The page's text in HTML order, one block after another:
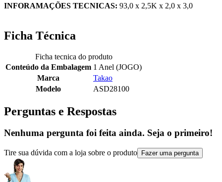
INFORAMAÇÕES TECNICAS: 93,0 x 2,5K x 2,0 x 3,0
Ficha Técnica
Ficha tecnica do produto
Conteúdo da Embalagem 1 Anel (JOGO)
Marca
Takao
Modelo
ASD28100
Perguntas e Respostas
Nenhuma pergunta foi feita ainda. Seja o primeiro!
Tire sua dúvida com a loja sobre o produto Fazer uma pergunta